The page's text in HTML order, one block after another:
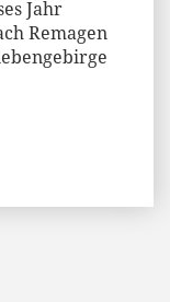
Jahr
Remagen